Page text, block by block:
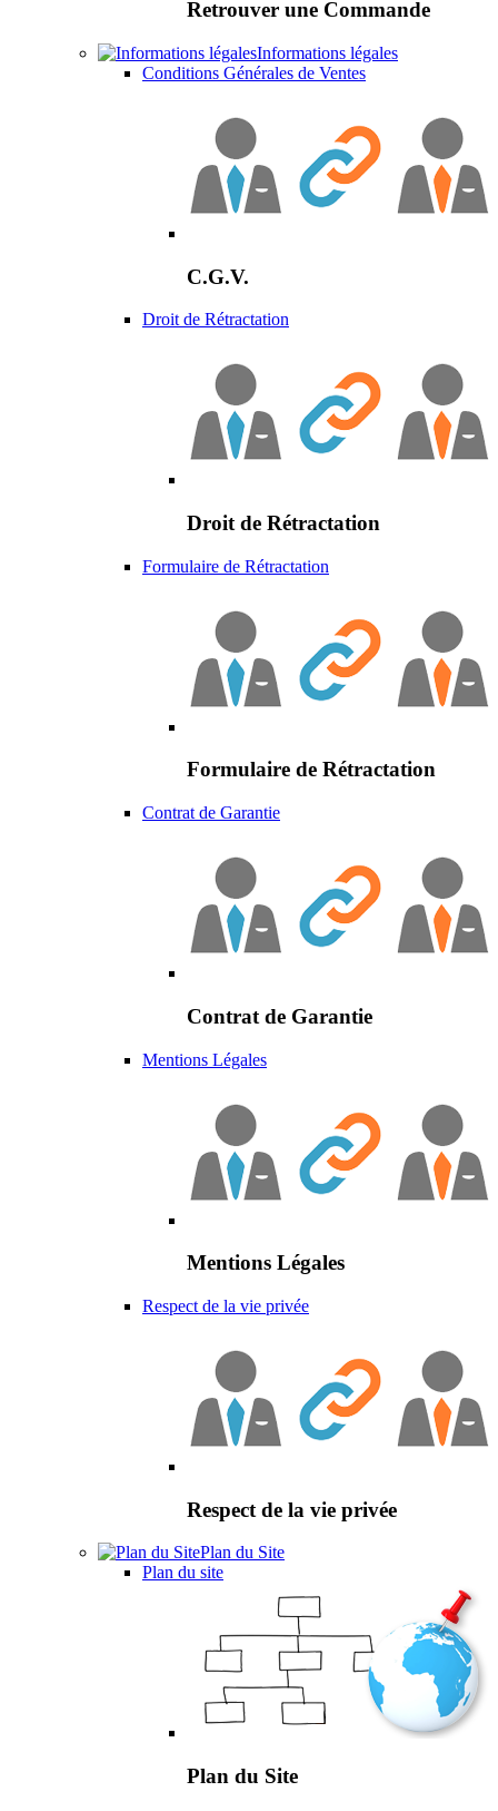
Retrouver une Commande
Informations légales
Conditions Générales de Ventes
C.G.V.
Droit de Rétractation
Droit de Rétractation
Formulaire de Rétractation
Formulaire de Rétractation
Contrat de Garantie
Contrat de Garantie
Mentions Légales
Mentions Légales
Respect de la vie privée
Respect de la vie privée
Plan du Site
Plan du site
Plan du Site